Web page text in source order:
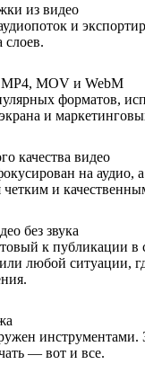
из видео
и
слоев.
MOV и WebM
форматов,
и
качества видео
на аудио,
четким и
без звука
к публикации в
любой ситуации,
инструментами.
— вот и все.